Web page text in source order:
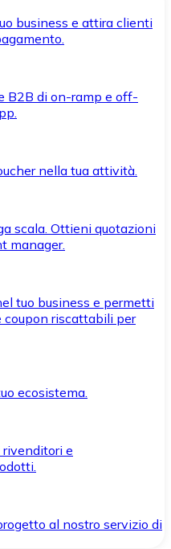
business e attira clienti
B2B di on-ramp e off-
nella tua attività.
scala. Ottieni quotazioni
manager.
tuo business e permetti
coupon riscattabili per
ecosistema.
e
al nostro servizio di